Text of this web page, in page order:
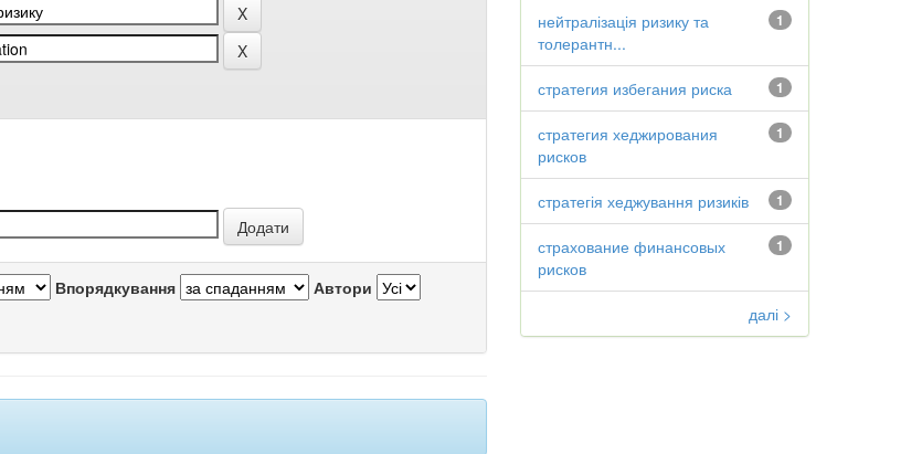
Впорядкування Автори
1
нейтралізація ризику та
толерантн...
1
стратегия избегания риска
1
стратегия хеджирования
рисков
1
стратегія хеджування ризиків
1
страхование финансовых
рисков
далі >